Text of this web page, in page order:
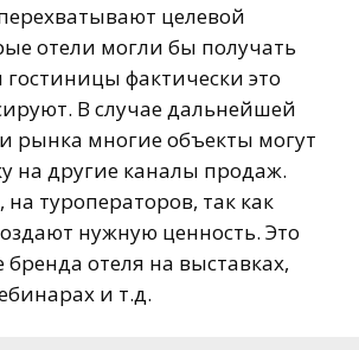
целевой
отели могли бы получать
фактически это
В случае дальнейшей
рынка многие объекты могут
на другие каналы продаж.
на туроператоров, так как
нужную ценность. Это
отеля на выставках,
и т.д.